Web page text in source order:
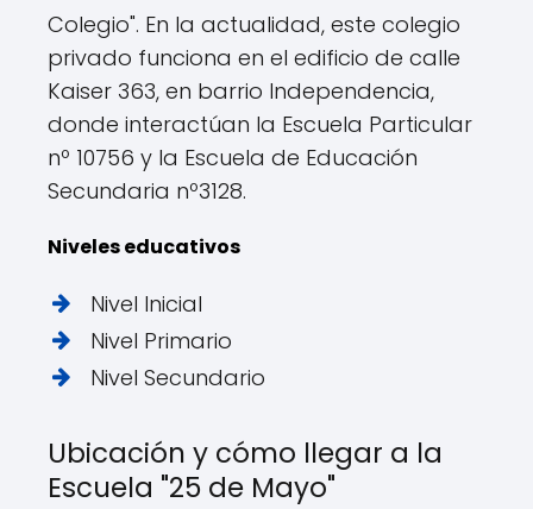
Colegio". En la actualidad, este colegio
privado funciona en el edificio de calle
Kaiser 363, en barrio Independencia,
donde interactúan la Escuela Particular
nº 10756 y la Escuela de Educación
Secundaria nº3128.
Niveles educativos
Nivel Inicial
Nivel Primario
Nivel Secundario
Ubicación y cómo llegar a la
Escuela "25 de Mayo"